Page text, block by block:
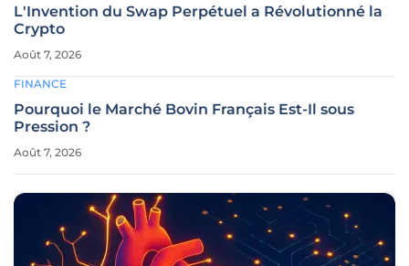
L'Invention du Swap Perpétuel a Révolutionné la
Crypto
Août 7, 2026
FINANCE
Pourquoi le Marché Bovin Français Est-Il sous
Pression ?
Août 7, 2026